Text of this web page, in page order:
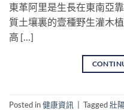
東革阿里是生長在東南亞
質土壤裏的壹種野生灌木
高 […]
Posted in健康資訊 Tagged壯